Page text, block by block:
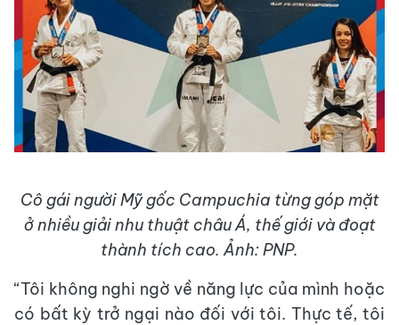
Cô gái người Mỹ gốc Campuchia từng góp mặt
ở nhiều giải nhu thuật châu Á, thế giới và đoạt
thành tích cao. Ảnh: PNP.
“Tôi không nghi ngờ về năng lực của mình hoặc
có bất kỳ trở ngại nào đối với tôi. Thực tế, tôi